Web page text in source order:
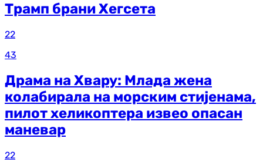
Трамп брани Хегсета
22
43
Драма на Хвару: Млада жена
колабирала на морским стијенама,
пилот хеликоптера извео опасан
маневар
22